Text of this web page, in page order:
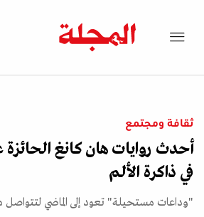
ثقافة ومجتمع
أحدث روايات هان كانغ
في ذاكرة الألم
"وداعات مستحيلة" تعود إلى الماضي لتتواصل